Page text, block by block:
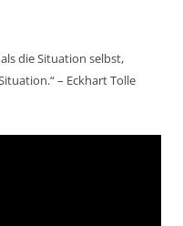
die Situation selbst,
– Eckhart Tolle